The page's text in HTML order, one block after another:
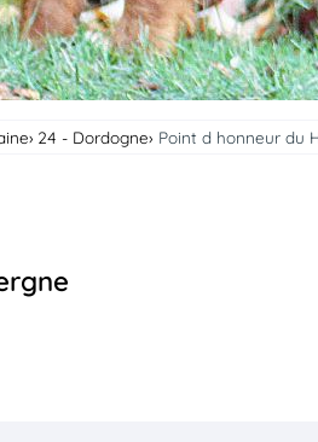
24 - Dordogne Point d honneur du